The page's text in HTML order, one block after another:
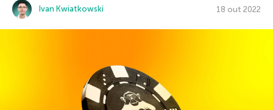
Ivan Kwiatkowski 18 out 2022